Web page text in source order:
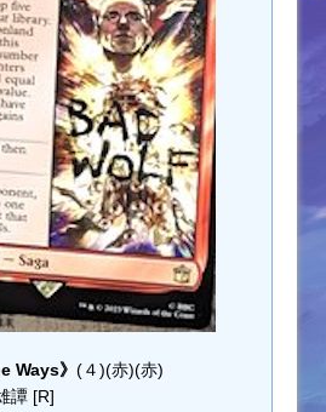
Ways》 (４)(赤)(赤)
譚 [R]